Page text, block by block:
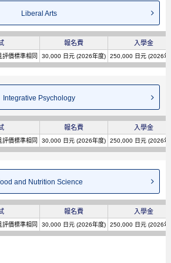
Liberal Arts
報名費 入學金
價標準相同 30,000 日元 (2026年度) 250,000 日元 (2026年
Integrative Psychology
報名費 入學金
價標準相同 30,000 日元 (2026年度) 250,000 日元 (2026年
and Nutrition Science
報名費 入學金
價標準相同 30,000 日元 (2026年度) 250,000 日元 (2026年